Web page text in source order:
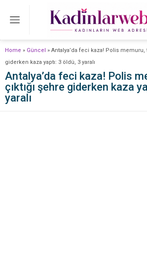
Home » Güncel » Antalya’da feci kaza! Polis memuru,
giderken kaza yaptı: 3 öldü, 3 yaralı
Antalya’da feci kaza! Polis
çıktığı şehre giderken kaza
yaralı